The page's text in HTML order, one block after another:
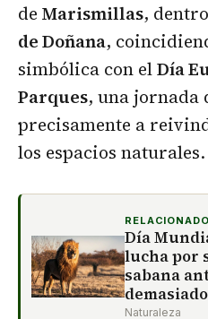
de Marismillas,
de Doñana,
simbólica con elDía
Parques, una jornada
precisamente a
los espacios naturales.
Día
lucha por
sabana
Naturaleza